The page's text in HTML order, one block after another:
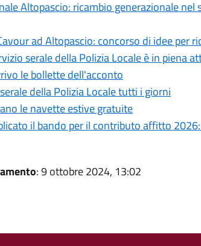
Altopascio: ricambio generazionale
ad Altopascio: concorso di idee per
serale della Polizia Locale è in piena
le bollette dell'acconto
della Polizia Locale tutti i giorni
le navette estive gratuite
il bando per il contributo affitto
: 9 ottobre 2024, 13:02